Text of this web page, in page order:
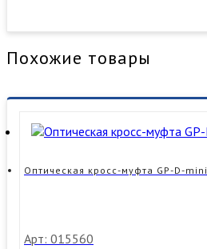
Похожие товары
Оптическая кросс-муфта GP-D-mini
Арт: 015560